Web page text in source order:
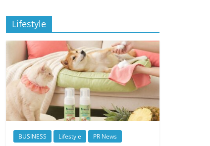
Lifestyle
BUSINESS Lifestyle PR News